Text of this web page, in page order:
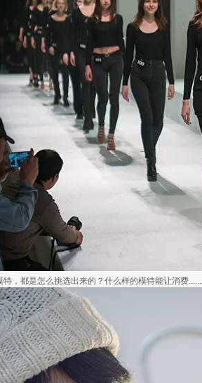
，都是怎么挑选出来的？什么样的模特能让消费......